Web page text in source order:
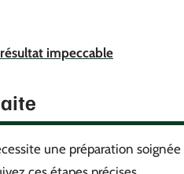
impeccable
une préparation soignée